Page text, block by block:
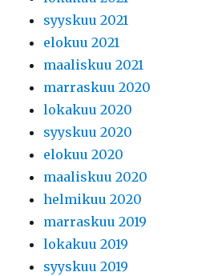
syyskuu 2021
elokuu 2021
maaliskuu 2021
marraskuu 2020
lokakuu 2020
syyskuu 2020
elokuu 2020
maaliskuu 2020
helmikuu 2020
marraskuu 2019
lokakuu 2019
syyskuu 2019